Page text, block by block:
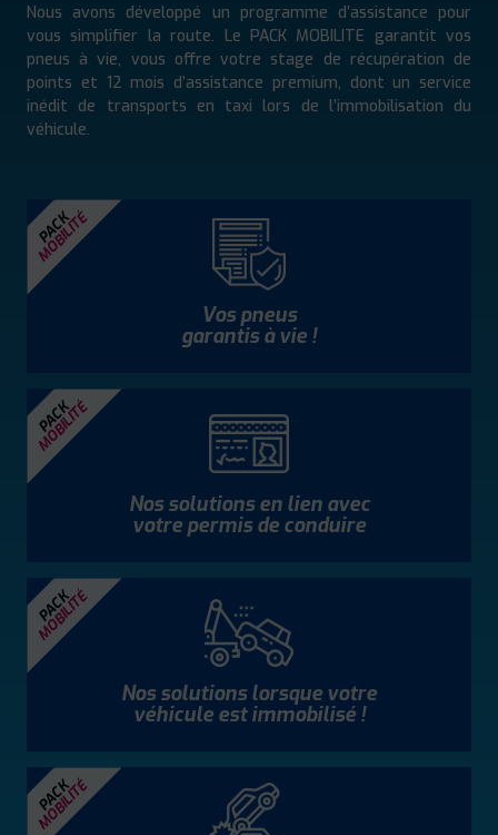
Nous avons développé un programme d’assistance pour
vous simplifier la route. Le PACK MOBILITE garantit vos
pneus à vie, vous offre votre stage de récupération de
points et 12 mois d’assistance premium, dont un service
inédit de transports en taxi lors de l’immobilisation du
véhicule.
PACK
MOBILITÉ
Vos pneus
garantis à vie !
PACK
MOBILITÉ
Nos solutions en lien avec
votre permis de conduire
PACK
MOBILITÉ
Nos solutions lorsque votre
véhicule est immobilisé !
PACK
MOBILITÉ